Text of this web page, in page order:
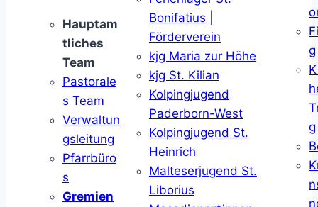
Hauptam
tliches
Team
Pastorale
s Team
Verwaltun
gsleitung
Pfarrbüro
s
Gremien
Bonifatius
Förderverein
kjg Maria zur Höhe
kjg St. Kilian
Kolpingjugend
Paderborn-West
Kolpingjugend St.
Heinrich
Malteserjugend St.
Liborius
g
g